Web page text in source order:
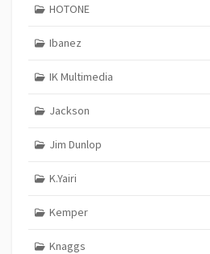
HOTONE
Ibanez
IK Multimedia
Jackson
Jim Dunlop
K.Yairi
Kemper
Knaggs